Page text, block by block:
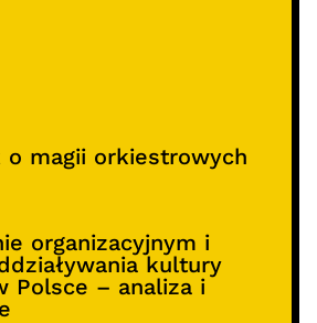
o magii orkiestrowych
organizacyjnym i
kultury
Polsce – analiza i